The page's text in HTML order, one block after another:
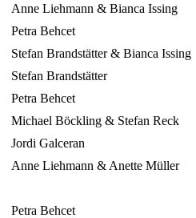
Anne Liehmann & Bianca Issing
Petra Behcet
Stefan Brandstätter & Bianca Issing
Stefan Brandstätter
Petra Behcet
Michael Böckling & Stefan Reck
Jordi Galceran
Anne Liehmann & Anette Müller
Petra Behcet